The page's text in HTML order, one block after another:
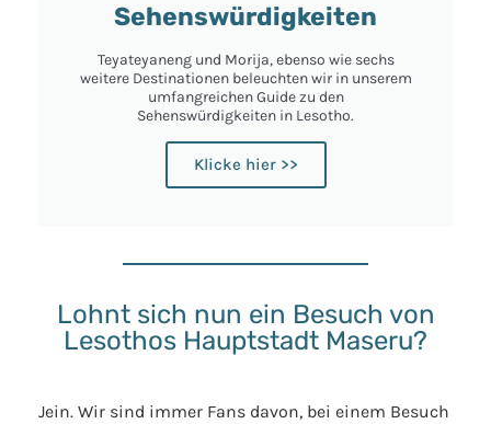
Sehenswürdigkeiten
Teyateyaneng und Morija, ebenso wie sechs
weitere Destinationen beleuchten wir in unserem
umfangreichen Guide zu den
Sehenswürdigkeiten in Lesotho.
Klicke hier >>
Lohnt sich nun ein Besuch von
Lesothos Hauptstadt Maseru?
Jein. Wir sind immer Fans davon, bei einem Besuch